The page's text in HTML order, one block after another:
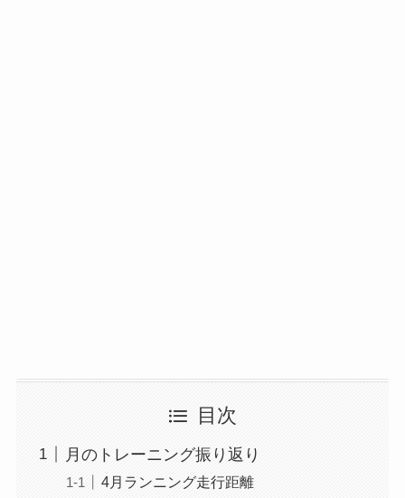
目次
月のトレーニング振り返り
4月ランニング走行距離